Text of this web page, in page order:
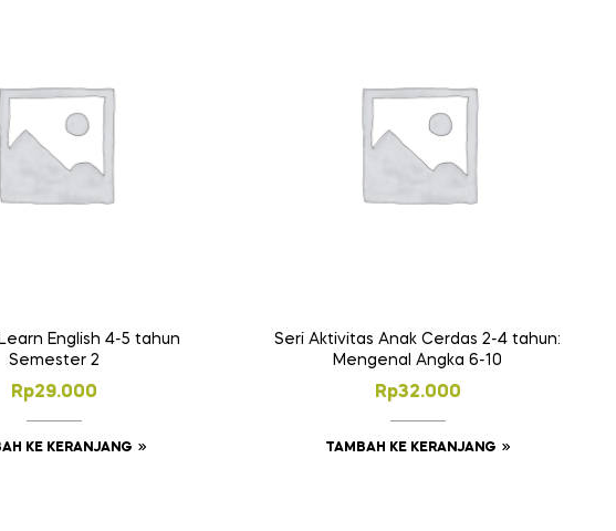
English 4-5 tahun
Semester 2
Rp29.000
KE KERANJANG
Seri Aktivitas Anak Cerdas 2-4 tahun:
Mengenal Angka 6-10
Rp32.000
TAMBAH KE KERANJANG